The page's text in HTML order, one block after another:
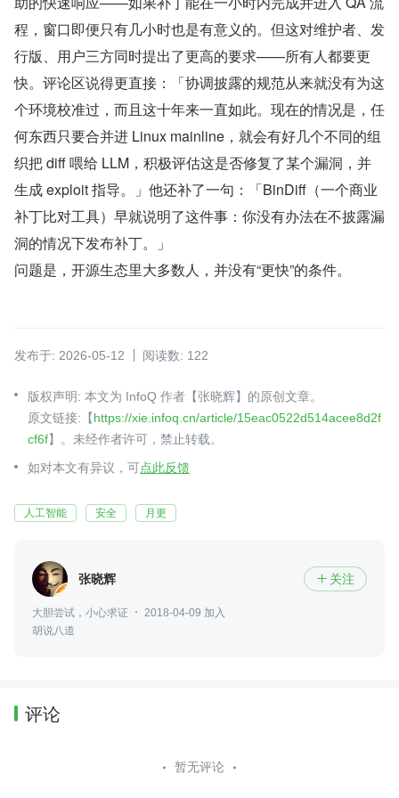
程，窗口即便只有几小时也是有意义的。但这对维护者、发
行版、用户三方同时提出了更高的要求——所有人都要更
快。评论区说得更直接：「协调披露的规范从来就没有为这
个环境校准过，而且这十年来一直如此。现在的情况是，任
何东西只要合并进 Linux mainline，就会有好几个不同的组
织把 diff 喂给 LLM，积极评估这是否修复了某个漏洞，并
生成 exploit 指导。」他还补了一句：「BinDiff（一个商业
补丁比对工具）早就说明了这件事：你没有办法在不披露漏
洞的情况下发布补丁。」
问题是，开源生态里大多数人，并没有“更快”的条件。
发布于: 2026-05-12 阅读数: 122
版权声明: 本文为 InfoQ 作者【张晓辉】的原创文章。
原文链接:【https://xie.infoq.cn/article/15eac0522d514acee8d2f
cf6f】。未经作者许可，禁止转载。
如对本文有异议，可点此反馈
人工智能 安全 月更
张晓辉  关注
大胆尝试，小心求证
2018-04-09 加入
胡说八道
评论
暂无评论